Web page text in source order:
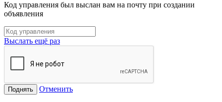
Код управления был выслан вам на почту при создании
объявления
Выслать ещё раз
Поднять Отменить